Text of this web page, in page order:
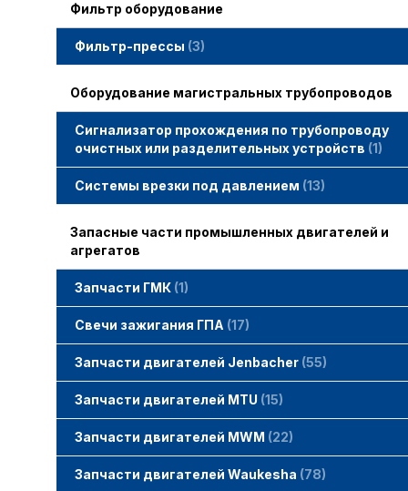
Фильтр оборудование
Фильтр-прессы 3
Оборудование магистральных трубопроводов
Сигнализатор прохождения по трубопроводу
очистных или разделительных устройств 1
Системы врезки под давлением 13
Запасные части промышленных двигателей и
агрегатов
Запчасти ГМК 1
Свечи зажигания ГПА 17
Запчасти двигателей Jenbacher 55
Запчасти двигателей MTU 15
Запчасти двигателей MWM 22
Запчасти двигателей Waukesha 78